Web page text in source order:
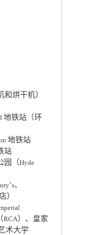
烘干机）
地铁站（环
地铁站
站
园（Hyde
’s、
）
RCA）、皇家
术大学